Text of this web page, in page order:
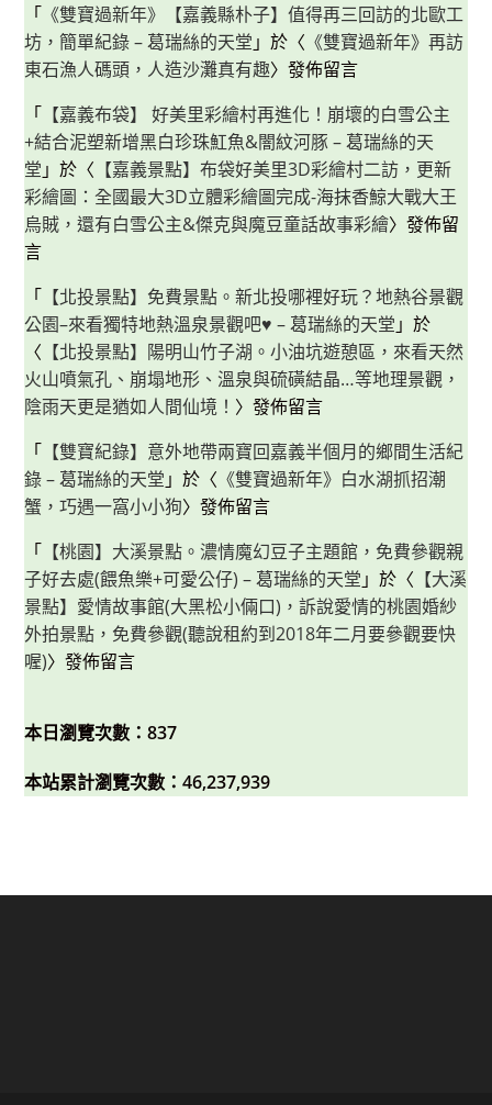
「 《雙寶過新年》【嘉義縣朴子】值得再三回訪的北歐工
坊，簡單紀錄 – 葛瑞絲的天堂 」於〈 《雙寶過新年》再訪
東石漁人碼頭，人造沙灘真有趣〉發佈留言
「 【嘉義布袋】 好美里彩繪村再進化！崩壞的白雪公主
+結合泥塑新增黑白珍珠魟魚&闇紋河豚 – 葛瑞絲的天
堂 」於〈 【嘉義景點】布袋好美里3D彩繪村二訪，更新
彩繪圖：全國最大3D立體彩繪圖完成-海抹香鯨大戰大王
烏賊，還有白雪公主&傑克與魔豆童話故事彩繪〉發佈留
言
「 【北投景點】免費景點。新北投哪裡好玩？地熱谷景觀
公園–來看獨特地熱溫泉景觀吧♥ – 葛瑞絲的天堂 」於
〈 【北投景點】陽明山竹子湖。小油坑遊憩區，來看天然
火山噴氣孔、崩塌地形、溫泉與硫磺結晶…等地理景觀，
陰雨天更是猶如人間仙境！ 〉發佈留言
「 【雙寶紀錄】意外地帶兩寶回嘉義半個月的鄉間生活紀
錄 – 葛瑞絲的天堂 」於〈 《雙寶過新年》白水湖抓招潮
蟹，巧遇一窩小小狗〉發佈留言
「 【桃園】大溪景點。濃情魔幻豆子主題館，免費參觀親
子好去處(餵魚樂+可愛公仔) – 葛瑞絲的天堂 」於〈 【大溪
景點】愛情故事館(大黑松小倆口)，訴說愛情的桃園婚紗
外拍景點，免費參觀(聽說租約到2018年二月要參觀要快
喔)〉發佈留言
本日瀏覽次數：837
本站累計瀏覽次數：46,237,939